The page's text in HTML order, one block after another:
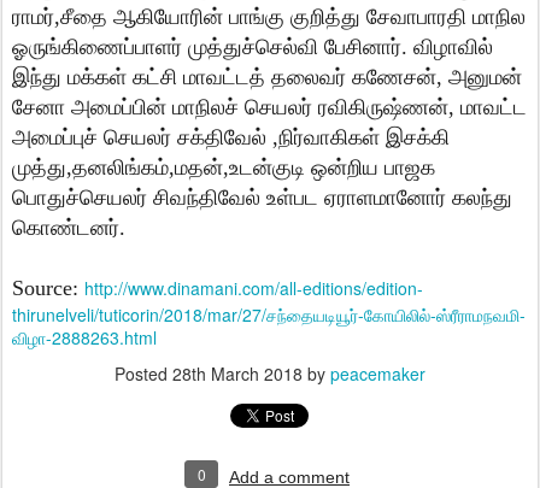
ராமர்,சீதை ஆகியோரின் பாங்கு குறித்து சேவாபாரதி மாநில
ஓருங்கிணைப்பாளர் முத்துச்செல்வி பேசினார். விழாவில்
இந்து மக்கள் கட்சி மாவட்டத் தலைவர் கணேசன், அனுமன்
சேனா அமைப்பின் மாநிலச் செயலர் ரவிகிருஷ்ணன், மாவட்ட
அமைப்புச் செயலர் சக்திவேல் ,நிர்வாகிகள் இசக்கி
முத்து,தனலிங்கம்,மதன்,உடன்குடி ஒன்றிய பாஜக
பொதுச்செயலர் சிவந்திவேல் உள்பட ஏராளமானோர் கலந்து
கொண்டனர்.
Source: http://www.dinamani.com/all-editions/edition-
thirunelveli/tuticorin/2018/mar/27/சந்தையடியூர்-கோயிலில்-ஸ்ரீராமநவமி-
விழா-2888263.html
Posted 28th March 2018 by peacemaker
0 Add a comment